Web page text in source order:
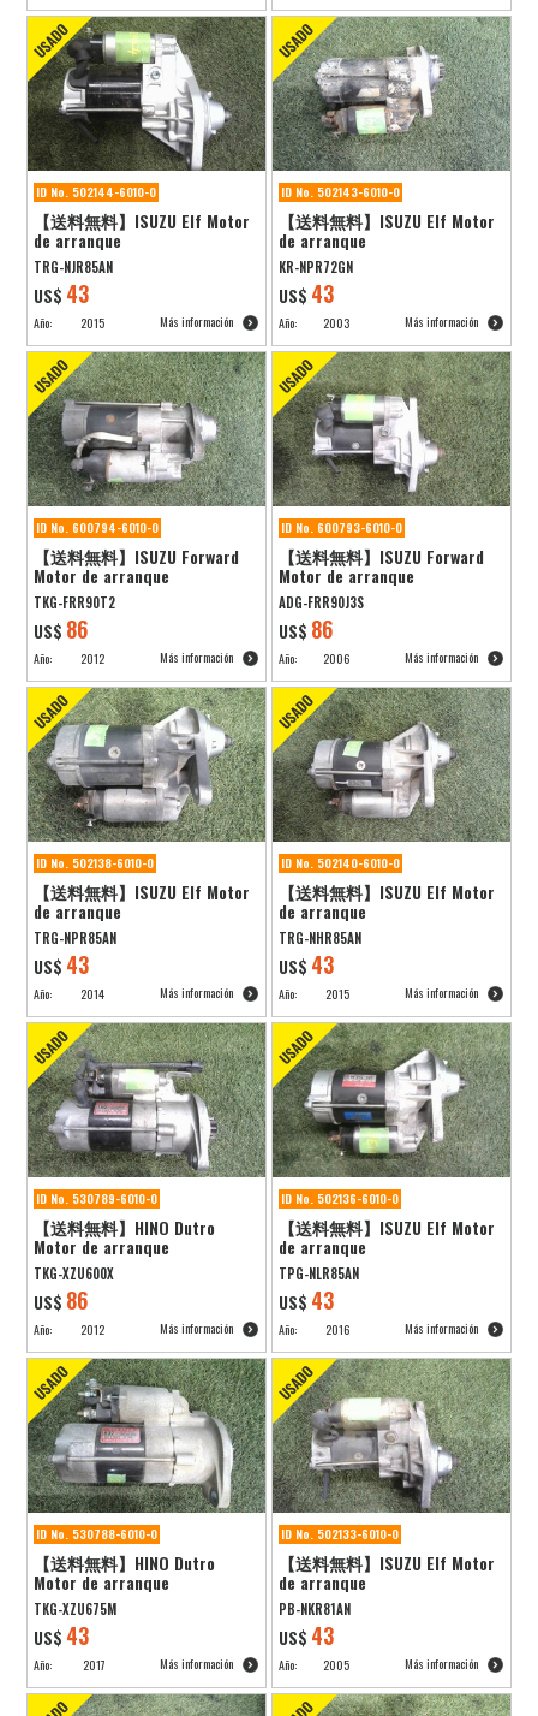
ID No. 502144-6010-0
【送料無料】ISUZU Elf Motor
de arranque
TRG-NJR85AN
US$ 43
Año: 2015 Más información
ID No. 502143-6010-0
【送料無料】ISUZU Elf Motor
de arranque
KR-NPR72GN
US$ 43
Año: 2003 Más información
ID No. 600794-6010-0
【送料無料】ISUZU Forward
Motor de arranque
TKG-FRR90T2
US$ 86
Año: 2012 Más información
ID No. 600793-6010-0
【送料無料】ISUZU Forward
Motor de arranque
ADG-FRR90J3S
US$ 86
Año: 2006 Más información
ID No. 502138-6010-0
【送料無料】ISUZU Elf Motor
de arranque
TRG-NPR85AN
US$ 43
Año: 2014 Más información
ID No. 502140-6010-0
【送料無料】ISUZU Elf Motor
de arranque
TRG-NHR85AN
US$ 43
Año: 2015 Más información
ID No. 530789-6010-0
【送料無料】HINO Dutro
Motor de arranque
TKG-XZU600X
US$ 86
Año: 2012 Más información
ID No. 502136-6010-0
【送料無料】ISUZU Elf Motor
de arranque
TPG-NLR85AN
US$ 43
Año: 2016 Más información
ID No. 530788-6010-0
【送料無料】HINO Dutro
Motor de arranque
TKG-XZU675M
US$ 43
Año: 2017 Más información
ID No. 502133-6010-0
【送料無料】ISUZU Elf Motor
de arranque
PB-NKR81AN
US$ 43
Año: 2005 Más información